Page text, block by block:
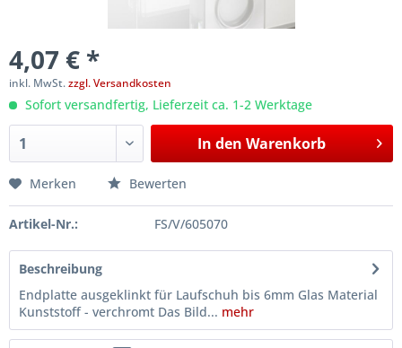
4,07 € *
inkl. MwSt.zzgl. Versandkosten
Sofort versandfertig, Lieferzeit ca. 1-2 Werktage
In den Warenkorb
Merken Bewerten
Artikel-Nr.: FS/V/605070
Beschreibung
Endplatte ausgeklinkt für Laufschuh bis 6mm Glas Material
Kunststoff - verchromt Das Bild... mehr